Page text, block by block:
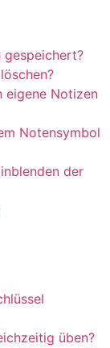
gespeichert?
eigene Notizen
Notensymbol
der
üben?